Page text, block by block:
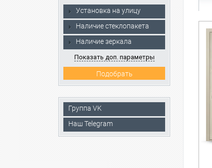
Установка на улицу
Наличие стеклопакета
Наличие зеркала
Показать доп. параметры
Группа VK
Наш Telegram